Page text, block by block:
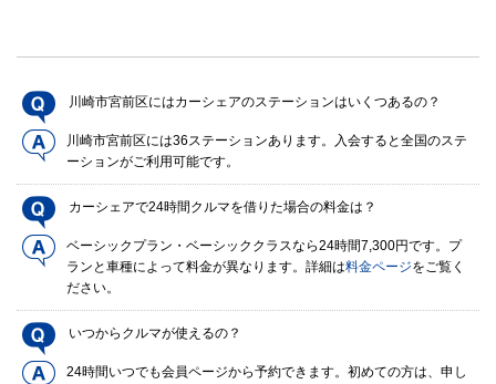
川崎市宮前区にはカーシェアのステーションはいくつあるの？
川崎市宮前区には36ステーションあります。入会すると全国のステ
ーションがご利用可能です。
カーシェアで24時間クルマを借りた場合の料金は？
ベーシックプラン・ベーシッククラスなら24時間7,300円です。プ
ランと車種によって料金が異なります。詳細は料金ページをご覧く
ださい。
いつからクルマが使えるの？
24時間いつでも会員ページから予約できます。初めての方は、申し